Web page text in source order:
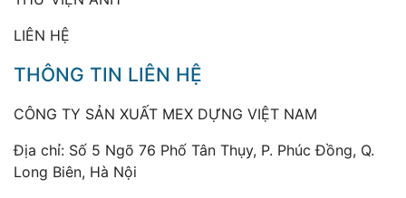
LIÊN HỆ
THÔNG TIN LIÊN HỆ
CÔNG TY SẢN XUẤT MEX DỰNG VIỆT NAM
Địa chỉ: Số 5 Ngõ 76 Phố Tân Thụy, P. Phúc Đồng, Q.
Long Biên, Hà Nội